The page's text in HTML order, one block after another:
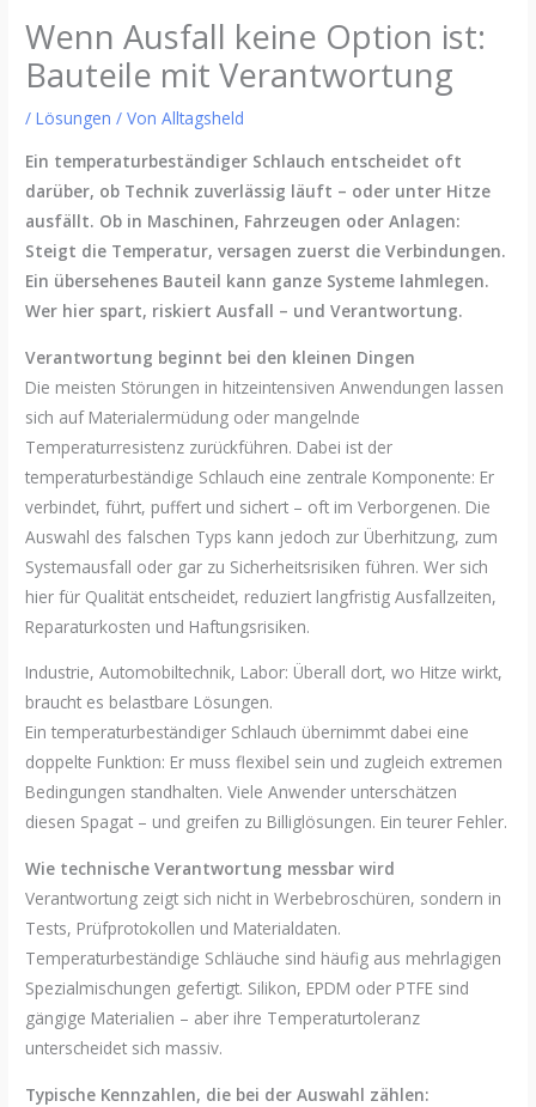
Wenn Ausfall keine Option ist:
Bauteile mit Verantwortung
/Lösungen / VonAlltagsheld
Ein temperaturbeständiger Schlauch entscheidet oft
darüber, ob Technik zuverlässig läuft – oder unter Hitze
ausfällt. Ob in Maschinen, Fahrzeugen oder Anlagen:
Steigt die Temperatur, versagen zuerst die Verbindungen.
Ein übersehenes Bauteil kann ganze Systeme lahmlegen.
Wer hier spart, riskiert Ausfall – und Verantwortung.
Verantwortung beginnt bei den kleinen Dingen
Die meisten Störungen in hitzeintensiven Anwendungen lassen
sich auf Materialermüdung oder mangelnde
Temperaturresistenz zurückführen. Dabei ist der
temperaturbeständige Schlauch eine zentrale Komponente: Er
verbindet, führt, puffert und sichert – oft im Verborgenen. Die
Auswahl des falschen Typs kann jedoch zur Überhitzung, zum
Systemausfall oder gar zu Sicherheitsrisiken führen. Wer sich
hier für Qualität entscheidet, reduziert langfristig Ausfallzeiten,
Reparaturkosten und Haftungsrisiken.
Industrie, Automobiltechnik, Labor: Überall dort, wo Hitze wirkt,
braucht es belastbare Lösungen.
Ein temperaturbeständiger Schlauch übernimmt dabei eine
doppelte Funktion: Er muss flexibel sein und zugleich extremen
Bedingungen standhalten. Viele Anwender unterschätzen
diesen Spagat – und greifen zu Billiglösungen. Ein teurer Fehler.
Wie technische Verantwortung messbar wird
Verantwortung zeigt sich nicht in Werbebroschüren, sondern in
Tests, Prüfprotokollen und Materialdaten.
Temperaturbeständige Schläuche sind häufig aus mehrlagigen
Spezialmischungen gefertigt. Silikon, EPDM oder PTFE sind
gängige Materialien – aber ihre Temperaturtoleranz
unterscheidet sich massiv.
Typische Kennzahlen, die bei der Auswahl zählen: